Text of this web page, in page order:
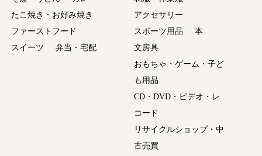
たこ焼き・お好み焼き
ファーストフード
スイーツ
弁当・宅配
アクセサリー
スポーツ用品
本
文房具
おもちゃ・ゲーム・子ど
も用品
CD・DVD・ビデオ・レ
コード
リサイクルショップ・中
古売買